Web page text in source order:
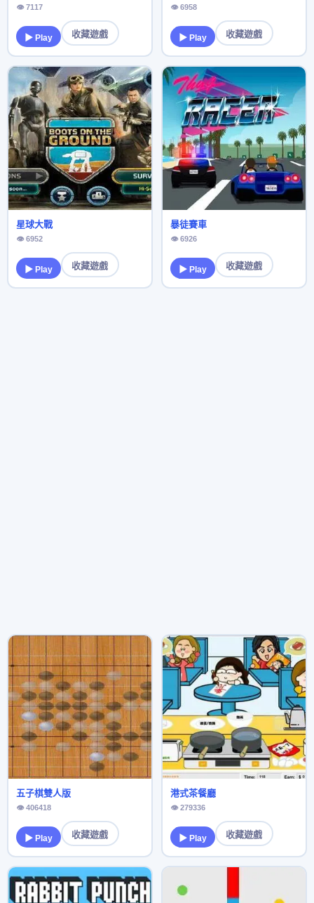
👁 7117
▶ Play 收藏遊戲
👁 6958
▶ Play 收藏遊戲
星球大戰
👁 6952
▶ Play 收藏遊戲
暴徒賽車
👁 6926
▶ Play 收藏遊戲
五子棋雙人版
👁 406418
▶ Play 收藏遊戲
港式茶餐廳
👁 279336
▶ Play 收藏遊戲